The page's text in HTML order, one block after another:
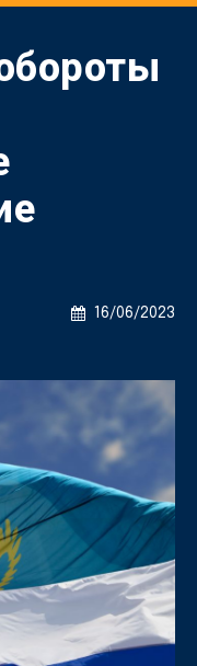
16/06/2023